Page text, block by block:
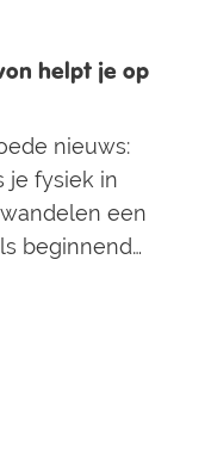
helpt je op
nieuws:
je fysiek in
een
beginnend
Elke